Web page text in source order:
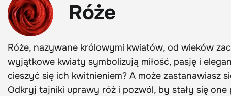
Róże
Róże, nazywane królowymi kwiatów, od wieków
wyjątkowe kwiaty symbolizują miłość, pasję i
cieszyć się ich kwitnieniem? A może zastanawiasz
Odkryj tajniki uprawy róż i pozwól, by stały się